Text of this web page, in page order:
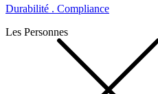
Durabilité . Compliance
Les Personnes